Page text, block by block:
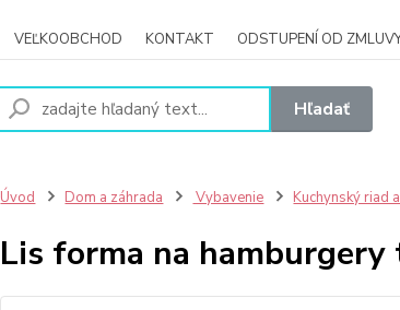
VEĽKOOBCHOD KONTAKT ODSTUPENÍ OD
Hľadať
Úvod Dom a záhrada Vybavenie Kuchynský riad
Lis forma na